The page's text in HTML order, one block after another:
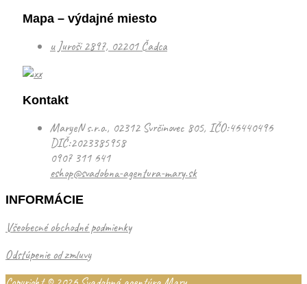
Mapa – výdajné miesto
u Juroši 2897, 02201 Čadca
Kontakt
MaryeN s.r.o., 02312 Svrčinovec 805, IČO:46440496
DIČ:2023385958
0907 311 641
eshop@svadobna-agentura-mary.sk
INFORMÁCIE
Všeobecné obchodné podmienky
Odstúpenie od zmluvy